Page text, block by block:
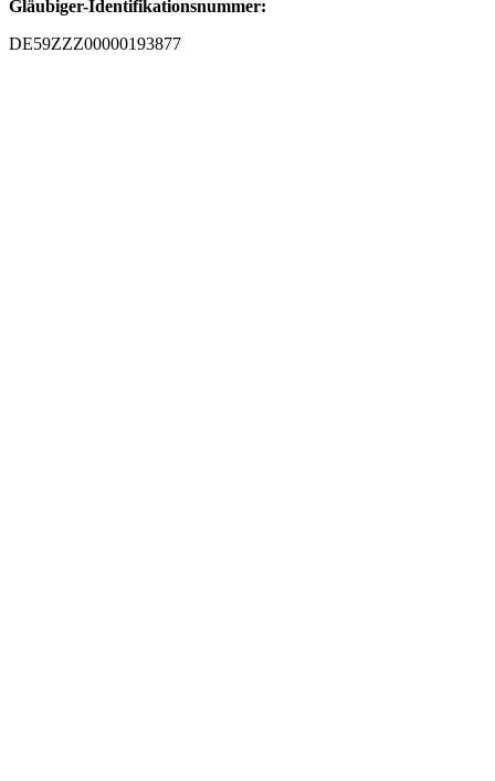
Gläubiger-Identifikationsnummer:
DE59ZZZ00000193877